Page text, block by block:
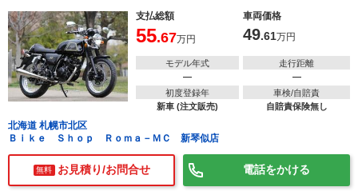
支払総額 車両価格
55.67万円 49.61万円
モデル年式
―
走行距離
―
初度登録年
新車 (注文販売)
車検/自賠責
自賠責保険無し
北海道 札幌市北区
Ｂｉｋｅ Ｓｈｏｐ Ｒｏｍａ－ＭＣ 新琴似店
無料 お見積り/お問合せ 電話をかける